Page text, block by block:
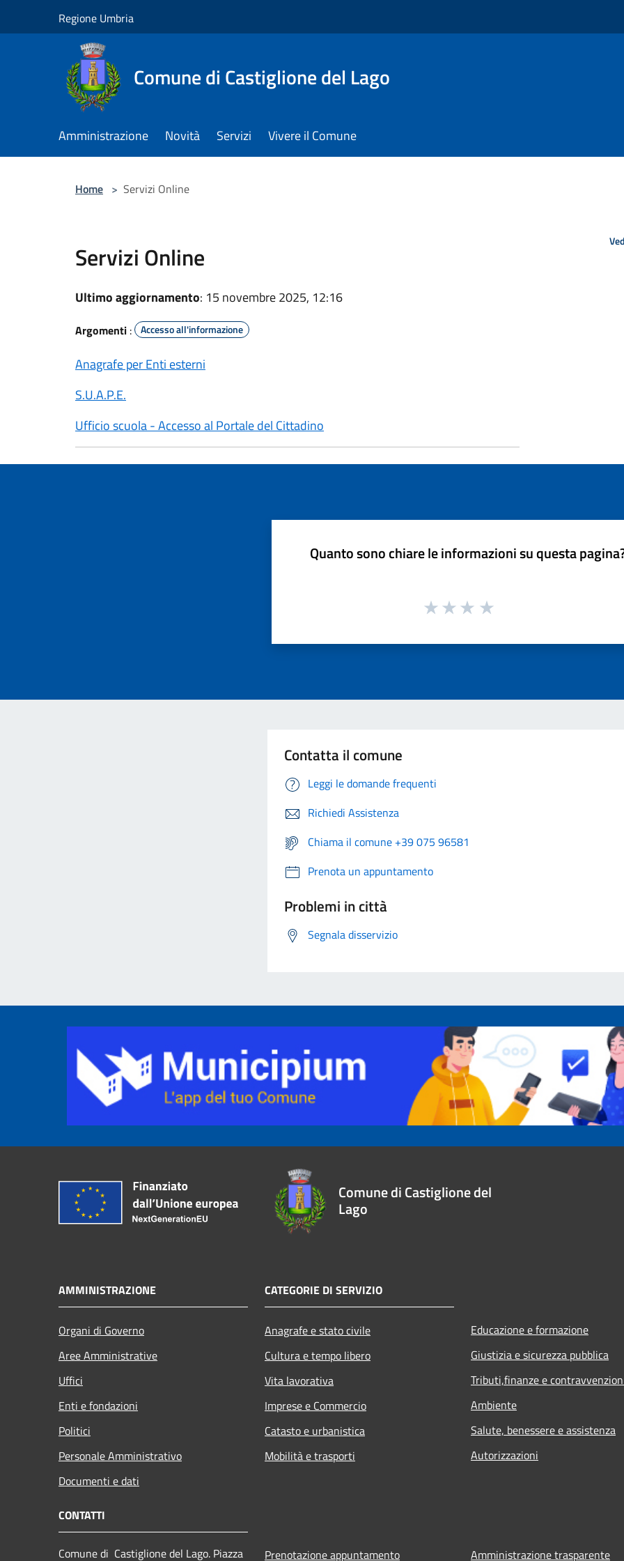
Regione Umbria
Comune di Castiglione del Lago
Amministrazione Novità Servizi Vivere il Comune
Home > Servizi Online
Servizi Online
Ultimo aggiornamento: 15 novembre 2025, 12:16
Argomenti : Accesso all'informazione
Anagrafe per Enti esterni
S.U.A.P.E.
Ufficio scuola - Accesso al Portale del Cittadino
Quanto sono chiare le informazioni su questa
Contatta il comune
Leggi le domande frequenti
Richiedi Assistenza
Chiama il comune +39 075 96581
Prenota un appuntamento
Problemi in città
Segnala disservizio
Comune di Castiglione del
Lago
AMMINISTRAZIONE
Organi di Governo
Aree Amministrative
Uffici
Enti e fondazioni
Politici
Personale Amministrativo
Documenti e dati
CATEGORIE DI SERVIZIO
Anagrafe e stato civile
Cultura e tempo libero
Vita lavorativa
Imprese e Commercio
Catasto e urbanistica
Mobilità e trasporti
Educazione e formazione
Giustizia e sicurezza pubblica
Tributi,finanze e
Ambiente
Salute, benessere e assistenza
Autorizzazioni
CONTATTI
Comune di Castiglione del Lago. Piazza Prenotazione appuntamento Amministrazione trasparente